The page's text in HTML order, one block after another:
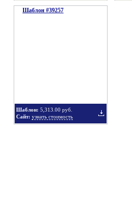
Шаблон #39257
Шаблон: 5,313.00 руб.
Сайт: узнать стоимость